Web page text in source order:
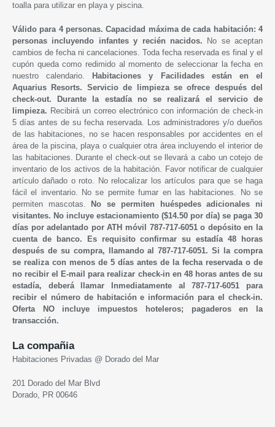
toalla para utilizar en playa y piscina.
Válido para 4 personas. Capacidad máxima de cada habitación: 4
personas incluyendo infantes y recién nacidos. No se aceptan
cambios de fecha ni cancelaciones. Toda fecha reservada es final y el
cupón queda como redimido al momento de seleccionar la fecha en
nuestro calendario. Habitaciones y Facilidades están en el
Aquarius Resorts. Servicio de limpieza se ofrece después del
check-out. Durante la estadía no se realizará el servicio de
limpieza. Recibirá un correo electrónico con información de check-in
5 días antes de su fecha reservada. Los administradores y/o dueños
de las habitaciones, no se hacen responsables por accidentes en el
área de la piscina, playa o cualquier otra área incluyendo el interior de
las habitaciones. Durante el check-out se llevará a cabo un cotejo de
inventario de los activos de la habitación. Favor notificar de cualquier
artículo dañado o roto. No relocalizar los artículos para que se haga
fácil el inventario. No se permite fumar en las habitaciones. No se
permiten mascotas. No se permiten huéspedes adicionales ni
visitantes. No incluye estacionamiento ($14.50 por día) se paga 30
días por adelantado por ATH móvil 787-717-6051 o depósito en la
cuenta de banco. Es requisito confirmar su estadía 48 horas
después de su compra, llamando al 787-717-6051. Si la compra
se realiza con menos de 5 días antes de la fecha reservada o de
no recibir el E-mail para realizar check-in en 48 horas antes de su
estadía, deberá llamar Inmediatamente al 787-717-6051 para
recibir el número de habitación e información para el check-in.
Oferta NO incluye impuestos hoteleros; pagaderos en la
transacción.
La compañia
Habitaciones Privadas @ Dorado del Mar
201 Dorado del Mar Blvd
Dorado, PR 00646